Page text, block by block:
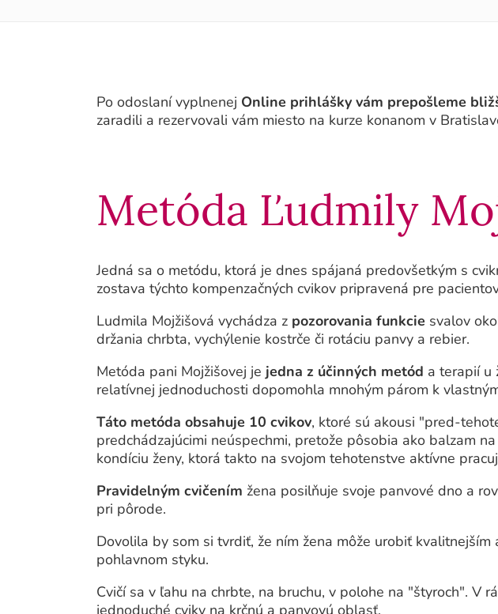
Po odoslaní vyplnenej Online prihlášky vám prepošleme
zaradili a rezervovali vám miesto na kurze konanom v
Metóda Ľudmily
Jedná sa o metódu, ktorá je dnes spájaná predovšetkým s
zostava týchto kompenzačných cvikov pripravená pre
Ludmila Mojžišová vychádza z pozorovania funkcie svalov
držania chrbta, vychýlenie kostrče či rotáciu panvy a rebier.
Metóda pani Mojžišovej je jedna z účinných metód a terapií u
relatívnej jednoduchosti dopomohla mnohým párom k
Táto metóda obsahuje 10 cvikov, ktoré sú akousi "pred-
predchádzajúcimi neúspechmi, pretože pôsobia ako balzam
kondíciu ženy, ktorá takto na svojom tehotenstve aktívne
Pravidelným cvičením žena posilňuje svoje panvové dno a
pri pôrode.
Dovolila by som si tvrdiť, že ním žena môže urobiť
pohlavnom styku.
Cvičí sa v ľahu na chrbte, na bruchu, v polohe na "štyroch". V
jednoduché cviky na krčnú a panvovú oblasť.